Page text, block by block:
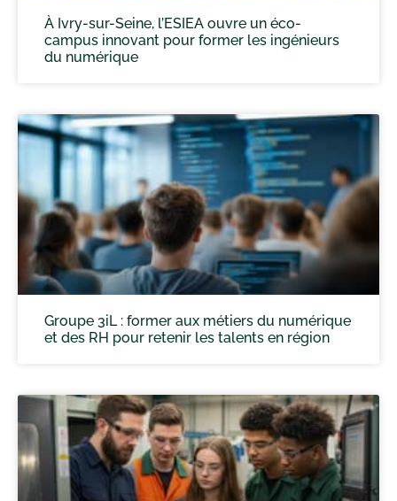
À Ivry-sur-Seine, l’ESIEA ouvre un éco-
campus innovant pour former les ingénieurs
du numérique
Groupe 3iL : former aux métiers du numérique
et des RH pour retenir les talents en région